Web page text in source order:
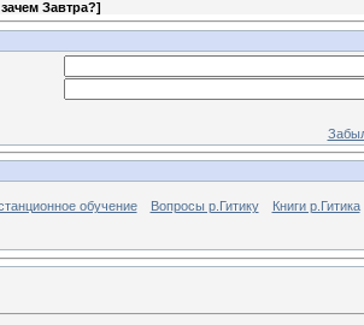
Завтра?]
обучение Вопросы р.Гитику Книги р.Гитика